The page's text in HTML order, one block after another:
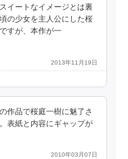
イートなイメージとは裏
の少女を主人公にした桜
すが、本作が一
2013年11月19日
作品で桜庭一樹に魅了さ
表紙と内容にギャップが
2010年03月07日